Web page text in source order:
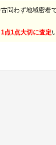
問わず地域密着
1点1点大切に査定